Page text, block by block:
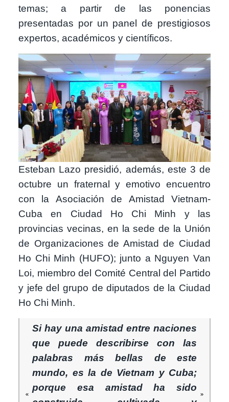
temas; a partir de las ponencias
presentadas por un panel de prestigiosos
expertos, académicos y científicos.
Imagen
Esteban Lazo presidió, además, este 3 de
octubre un fraternal y emotivo encuentro
con la Asociación de Amistad Vietnam-
Cuba en Ciudad Ho Chi Minh y las
provincias vecinas, en la sede de la Unión
de Organizaciones de Amistad de Ciudad
Ho Chi Minh (HUFO); junto a Nguyen Van
Loi, miembro del Comité Central del Partido
y jefe del grupo de diputados de la Ciudad
Ho Chi Minh.
Si hay una amistad entre naciones
que puede describirse con las
palabras más bellas de este
mundo, es la de Vietnam y Cuba;
porque esa amistad ha sido